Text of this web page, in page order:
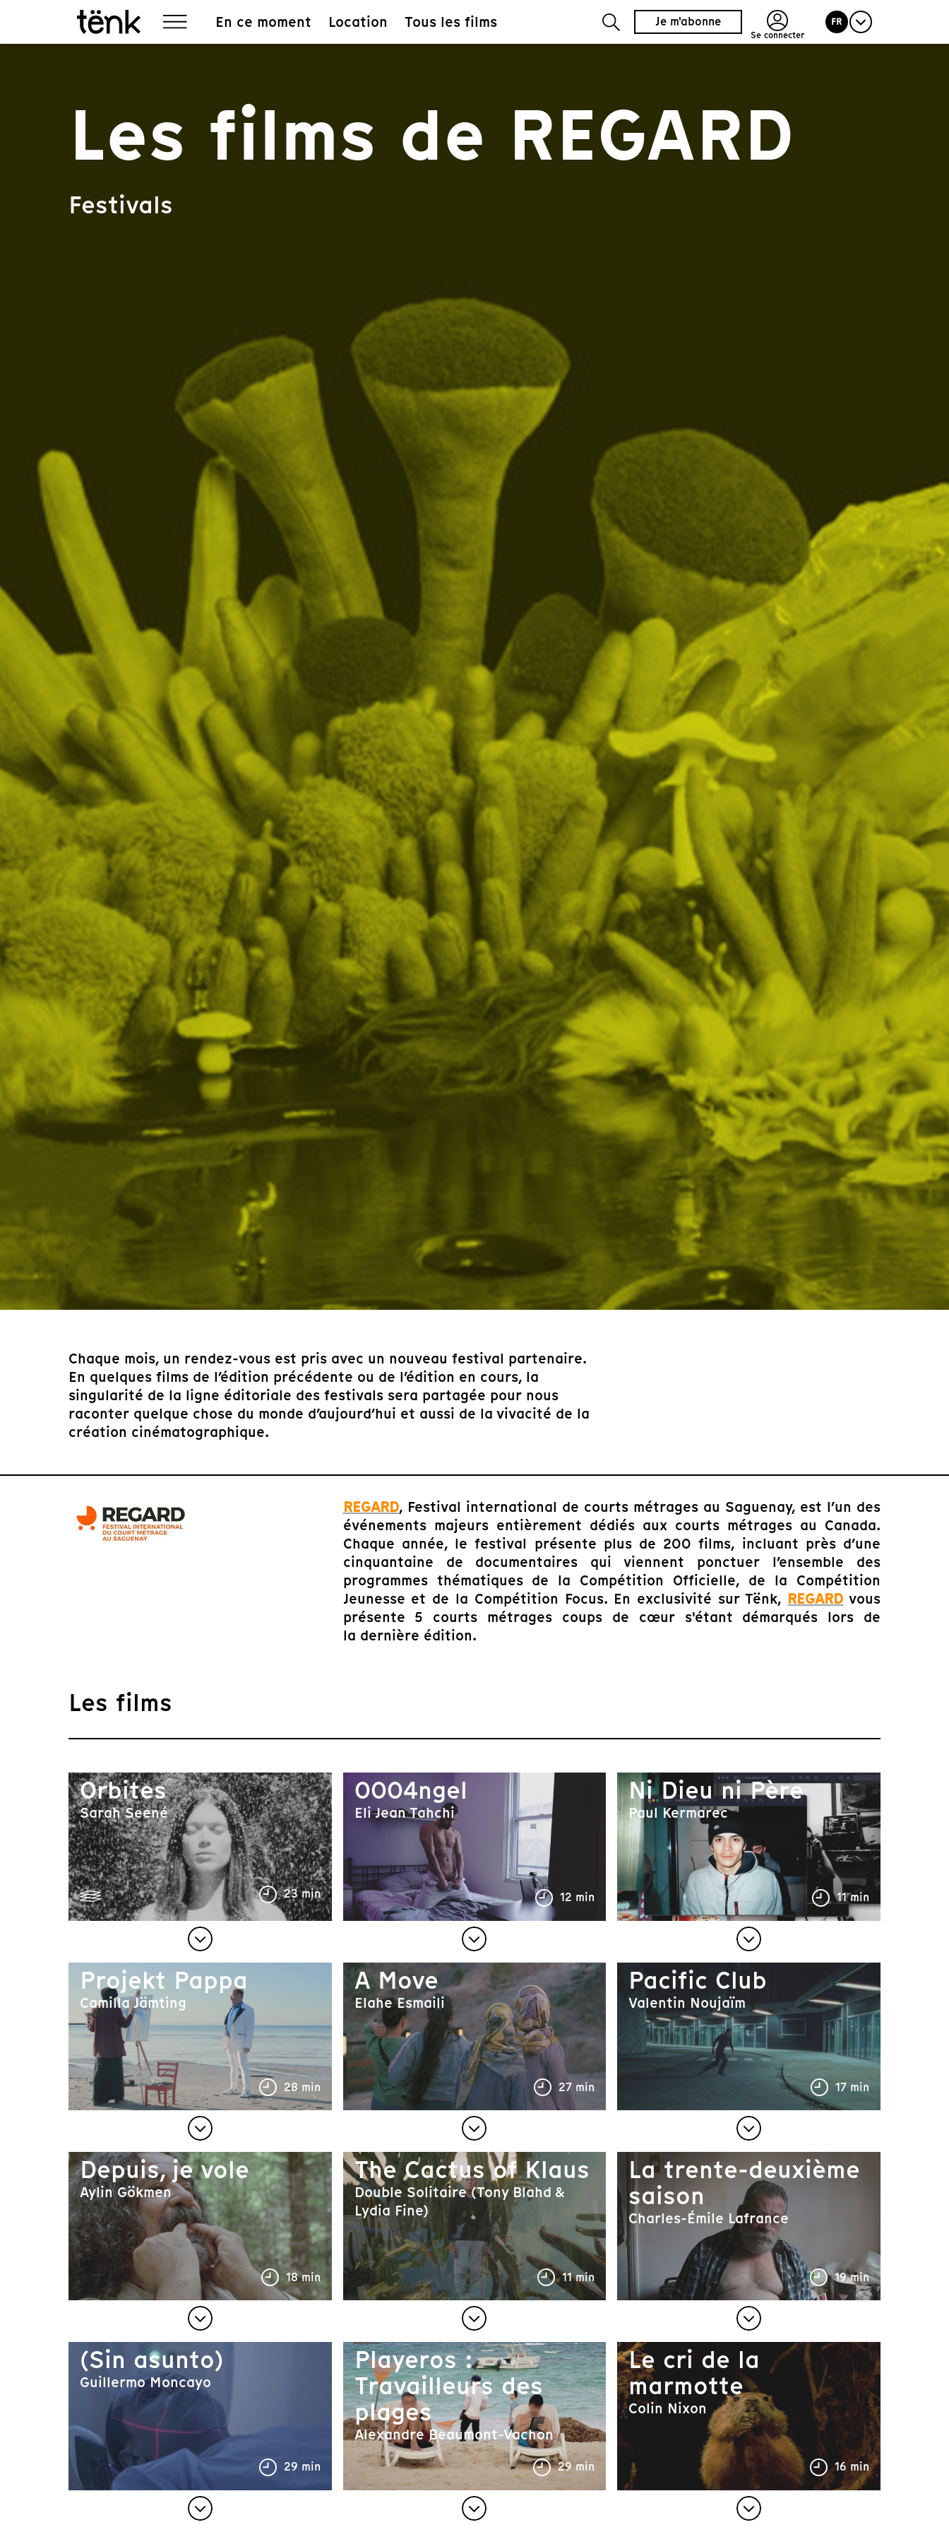
En ce moment Location Tous les films Je m'abonne
Se connecter
FR
Les films de REGARD
Festivals
Chaque mois, un rendez-vous est pris avec un nouveau festival partenaire.
En quelques films de l’édition précédente ou de l’édition en cours, la
singularité de la ligne éditoriale des festivals sera partagée pour nous
raconter quelque chose du monde d’aujourd’hui et aussi de la vivacité de la
création cinématographique.
REGARD, Festival international de courts métrages au Saguenay, est l’un des
événements majeurs entièrement dédiés aux courts métrages au Canada.
Chaque année, le festival présente plus de 200 films, incluant près d’une
cinquantaine de documentaires qui viennent ponctuer l’ensemble des
programmes thématiques de la Compétition Officielle, de la Compétition
Jeunesse et de la Compétition Focus. En exclusivité sur Tënk, REGARD vous
présente 5 courts métrages coups de cœur s'étant démarqués lors de
la dernière édition.
Les films
Orbites
Sarah Seené
23 min
0004ngel
Eli Jean Tahchi
12 min
Ni Dieu ni Père
Paul Kermarec
11 min
Projekt Pappa
Camilla Jämting
28 min
A Move
Elahe Esmaili
27 min
Pacific Club
Valentin Noujaïm
17 min
Depuis, je vole
Aylin Gökmen
18 min
The Cactus of Klaus
Double Solitaire (Tony Blahd &
Lydia Fine)
11 min
La trente-deuxième
saison
Charles-Émile Lafrance
19 min
(Sin asunto)
Guillermo Moncayo
29 min
Playeros :
Travailleurs des
plages
Alexandre Beaumont-Vachon
29 min
Le cri de la
marmotte
Colin Nixon
16 min